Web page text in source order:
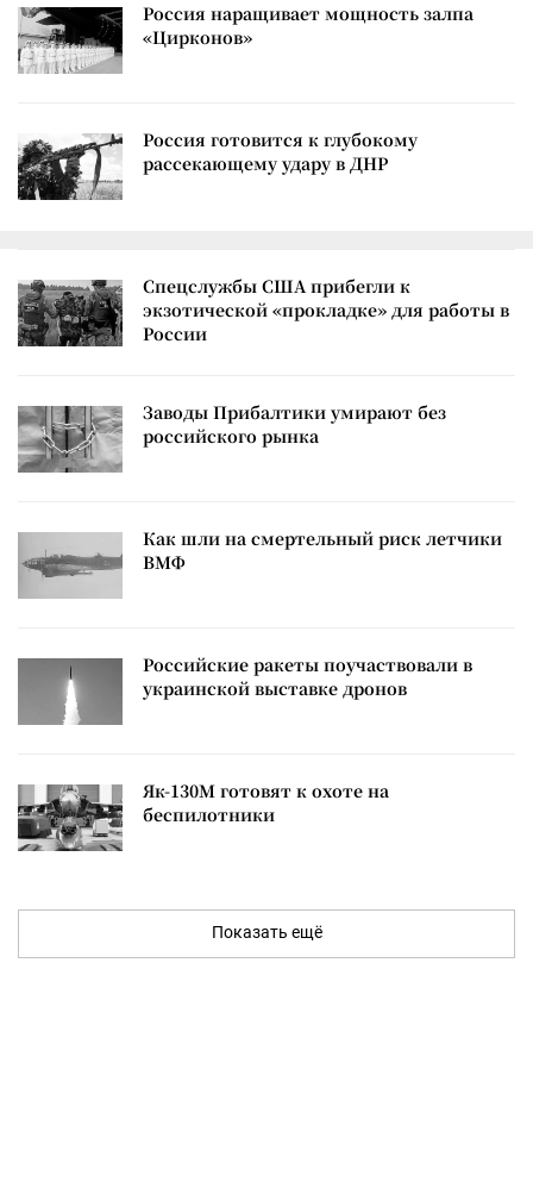
Россия наращивает мощность залпа
«Цирконов»
Россия готовится к глубокому
рассекающему удару в ДНР
Спецслужбы США прибегли к
экзотической «прокладке» для работы в
России
Заводы Прибалтики умирают без
российского рынка
Как шли на смертельный риск летчики
ВМФ
Российские ракеты поучаствовали в
украинской выставке дронов
Як-130М готовят к охоте на
беспилотники
Показать ещё